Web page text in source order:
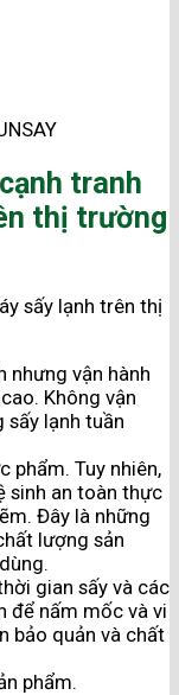
tranh
thị trường
sấy lạnh trên thị
nhưng vận hành
Không vận
sấy lạnh tuần
phẩm. Tuy nhiên,
sinh an toàn thực
Đây là những
lượng sản
gian sấy và các
để nấm mốc và vi
bảo quản và chất
phẩm.